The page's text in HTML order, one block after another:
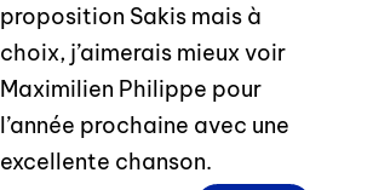
proposition Sakis mais à
choix, j’aimerais mieux voir
Maximilien Philippe pour
l’année prochaine avec une
excellente chanson.